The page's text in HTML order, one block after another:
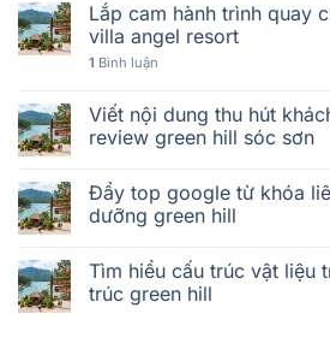
Lắp cam hành trình quay
villa angel resort
1 Bình luận
Viết nội dung thu hút
review green hill sóc sơn
Đẩy top google từ khóa
dưỡng green hill
Tìm hiểu cấu trúc vật liệu
trúc green hill